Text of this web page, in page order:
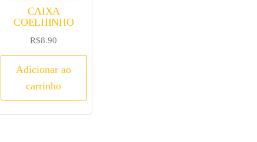
CAIXA
COELHINHO
R$8.90
Adicionar ao
carrinho